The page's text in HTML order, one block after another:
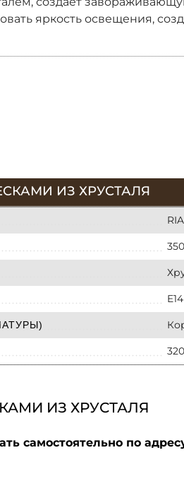
яркость освещения,
ИЗ ХРУСТАЛЯ
350
E14
320
ИЗ ХРУСТАЛЯ
самостоятельно по